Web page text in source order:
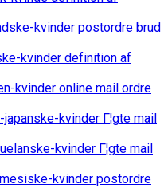
kvinder postordre brud
kvinder definition af
kvinder online mail ordre
kvinder Г¦gte mail
kvinder Г¦gte mail
kvinder postordre